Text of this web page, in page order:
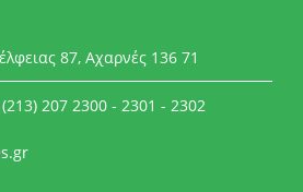
87, Αχαρνές 136 71
207 2300 - 2301 - 2302